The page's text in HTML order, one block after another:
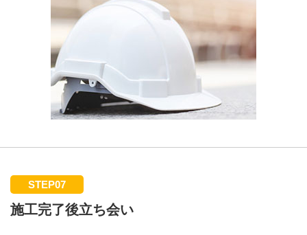
STEP07
施工完了後立ち会い